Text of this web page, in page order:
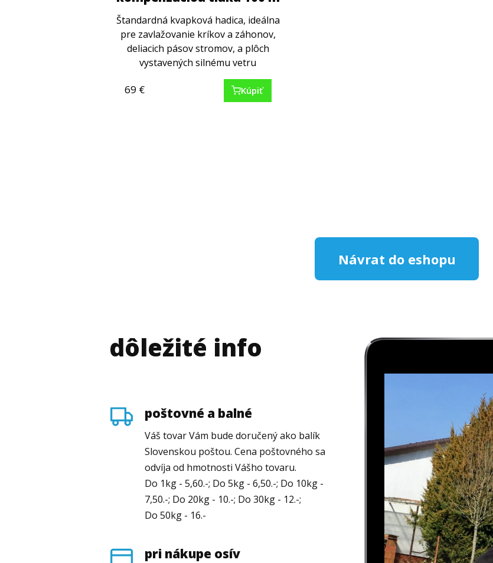
Štandardná kvapková hadica, ideálna
pre zavlažovanie kríkov a záhonov,
deliacich pásov stromov, a plôch
vystavených silnému vetru
69 € Kúpiť
Návrat do eshopu
dôležité info
poštovné a balné
Váš tovar Vám bude doručený ako balík
Slovenskou poštou. Cena poštovného sa
odvíja od hmotnosti Vášho tovaru.
Do 1kg - 5,60.-; Do 5kg - 6,50.-; Do 10kg -
7,50.-; Do 20kg - 10.-; Do 30kg - 12.-;
Do 50kg - 16.-
pri nákupe osív